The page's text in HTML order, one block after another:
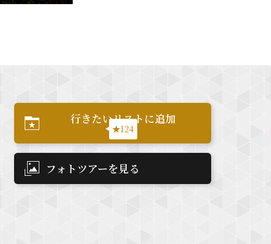
行きたいリストに追加
★124
フォトツアーを見る